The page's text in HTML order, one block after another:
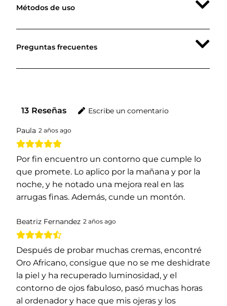
Métodos de uso
Preguntas frecuentes
13 Reseñas Escribe un comentario
Paula 2 años ago
Por fin encuentro un contorno que cumple lo
que promete. Lo aplico por la mañana y por la
noche, y he notado una mejora real en las
arrugas finas. Además, cunde un montón.
Beatriz Fernandez 2 años ago
Después de probar muchas cremas, encontré
Oro Africano, consigue que no se me deshidrate
la piel y ha recuperado luminosidad, y el
contorno de ojos fabuloso, pasó muchas horas
al ordenador y hace que mis ojeras y los